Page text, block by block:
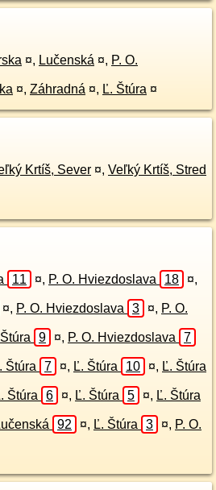
¤, Lučenská ¤, P. O.
¤, Záhradná ¤, Ľ. Štúra ¤
Krtíš, Sever ¤, Veľký Krtíš, Stred
11 ¤, P. O. Hviezdoslava 18 ¤,
¤, P. O. Hviezdoslava 3 ¤, P. O.
9 ¤, P. O. Hviezdoslava 7
Štúra 7 ¤, Ľ. Štúra 10 ¤, Ľ. Štúra
Štúra 6 ¤, Ľ. Štúra 5 ¤, Ľ. Štúra
92 ¤, Ľ. Štúra 3 ¤, P. O.